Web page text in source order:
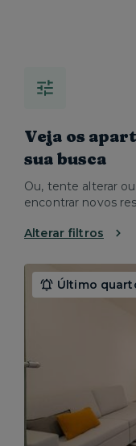
Veja os
sua busca
Ou, tente alterar
encontrar novos
Alterar filtros
Último